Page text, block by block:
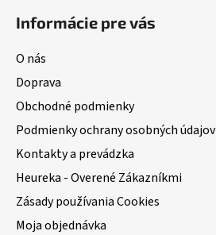
Informácie pre vás
O nás
Doprava
Obchodné podmienky
Podmienky ochrany osobných údajov
Kontakty a prevádzka
Heureka - Overené Zákazníkmi
Zásady používania Cookies
Moja objednávka